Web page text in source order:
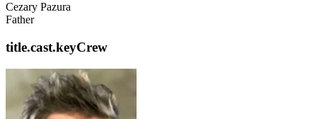
Cezary Pazura
Father
title.cast.keyCrew